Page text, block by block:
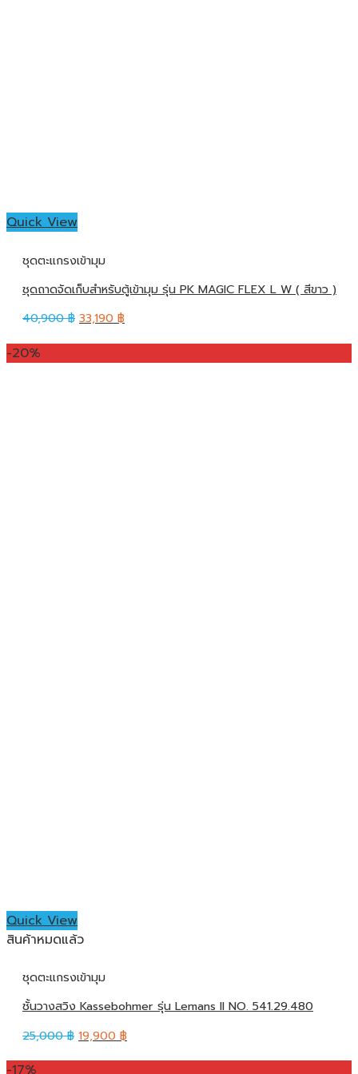
Quick View
ชุดตะแกรงเข้ามุม
ชุดถาดจัดเก็บสำหรับตู้เข้ามุม รุ่น PK MAGIC FLEX L W ( สีขาว )
40,900฿ 33,190฿
-20%
Quick View
สินค้าหมดแล้ว
ชุดตะแกรงเข้ามุม
ชั้นวางสวิง Kassebohmer รุ่น Lemans II NO. 541.29.480
25,000฿ 19,900 ฿
-17%